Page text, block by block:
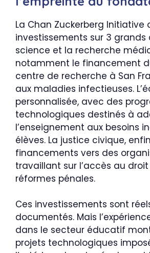
La Chan Zuckerberg Initiative
investissements sur 3 grands
science et la recherche
notamment le financement
centre de recherche à San
aux maladies infectieuses.
personnalisée, avec des
technologiques destinés à
l’enseignement aux besoins
élèves. La justice civique,
financements vers des
travaillant sur l’accès au
réformes pénales.
Ces investissements sont
documentés. Mais
dans le secteur éducatif
projets technologiques